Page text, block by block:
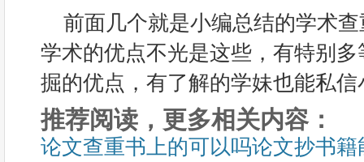
前面几个就是小编总结的学术
学术的优点不光是这些，有特别
掘的优点，有了解的学妹也能私
推荐阅读，更多相关内容：
论文查重书上的可以吗论文抄书籍